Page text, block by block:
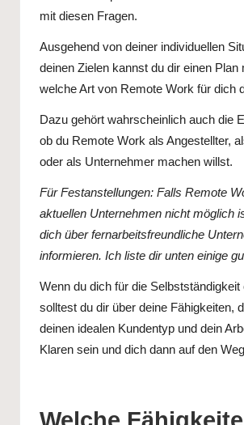
mit diesen Fragen.
Ausgehend von deiner individuellen
deinen Zielen kannst du dir einen Plan
welche Art von Remote Work für dich
Dazu gehört wahrscheinlich auch die
ob du Remote Work als Angestellter,
oder als Unternehmer machen willst.
Für Festanstellungen: Falls Remote
aktuellen Unternehmen nicht möglich
dich über fernarbeitsfreundliche
informieren. Ich liste dir unten einige
Wenn du dich für die Selbstständigkeit
solltest du dir über deine Fähigkeiten,
deinen idealen Kundentyp und dein
Klaren sein und dich dann auf den